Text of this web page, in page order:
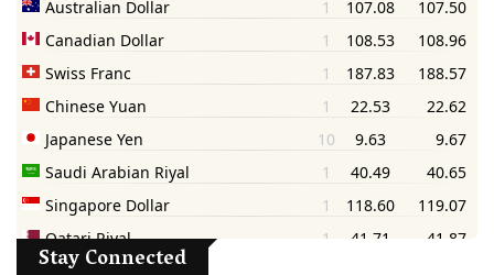
Stay Connected